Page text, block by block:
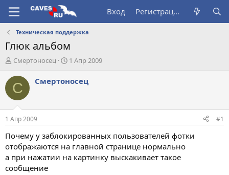
Вход Регистрация
Техническая поддержка
Глюк альбом
А
т
о
т
м
ы
Смертоносец
Д
т
а
л
1 Апр 2009
С Смертоносец
1 Апр 2009 #1
Почему у заблокированных пользователей фотки
отображаются на главной странице нормально
а при нажатии на картинку выскакивает такое
сообщение